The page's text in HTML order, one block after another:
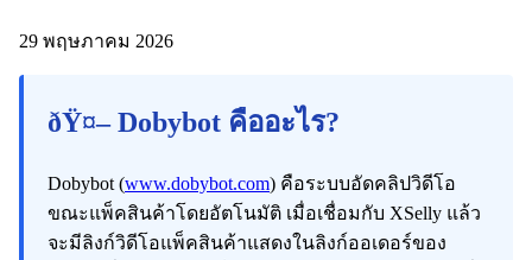
29 พฤษภาคม 2026
ðŸ¤– Dobybot คืออะไร?
Dobybot (www.dobybot.com) คือระบบอัดคลิปวิดีโอ
ขณะแพ็คสินค้าโดยอัตโนมัติ เมื่อเชื่อมกับ XSelly แล้ว
จะมีลิงก์วิดีโอแพ็คสินค้าแสดงในลิงก์ออเดอร์ของ